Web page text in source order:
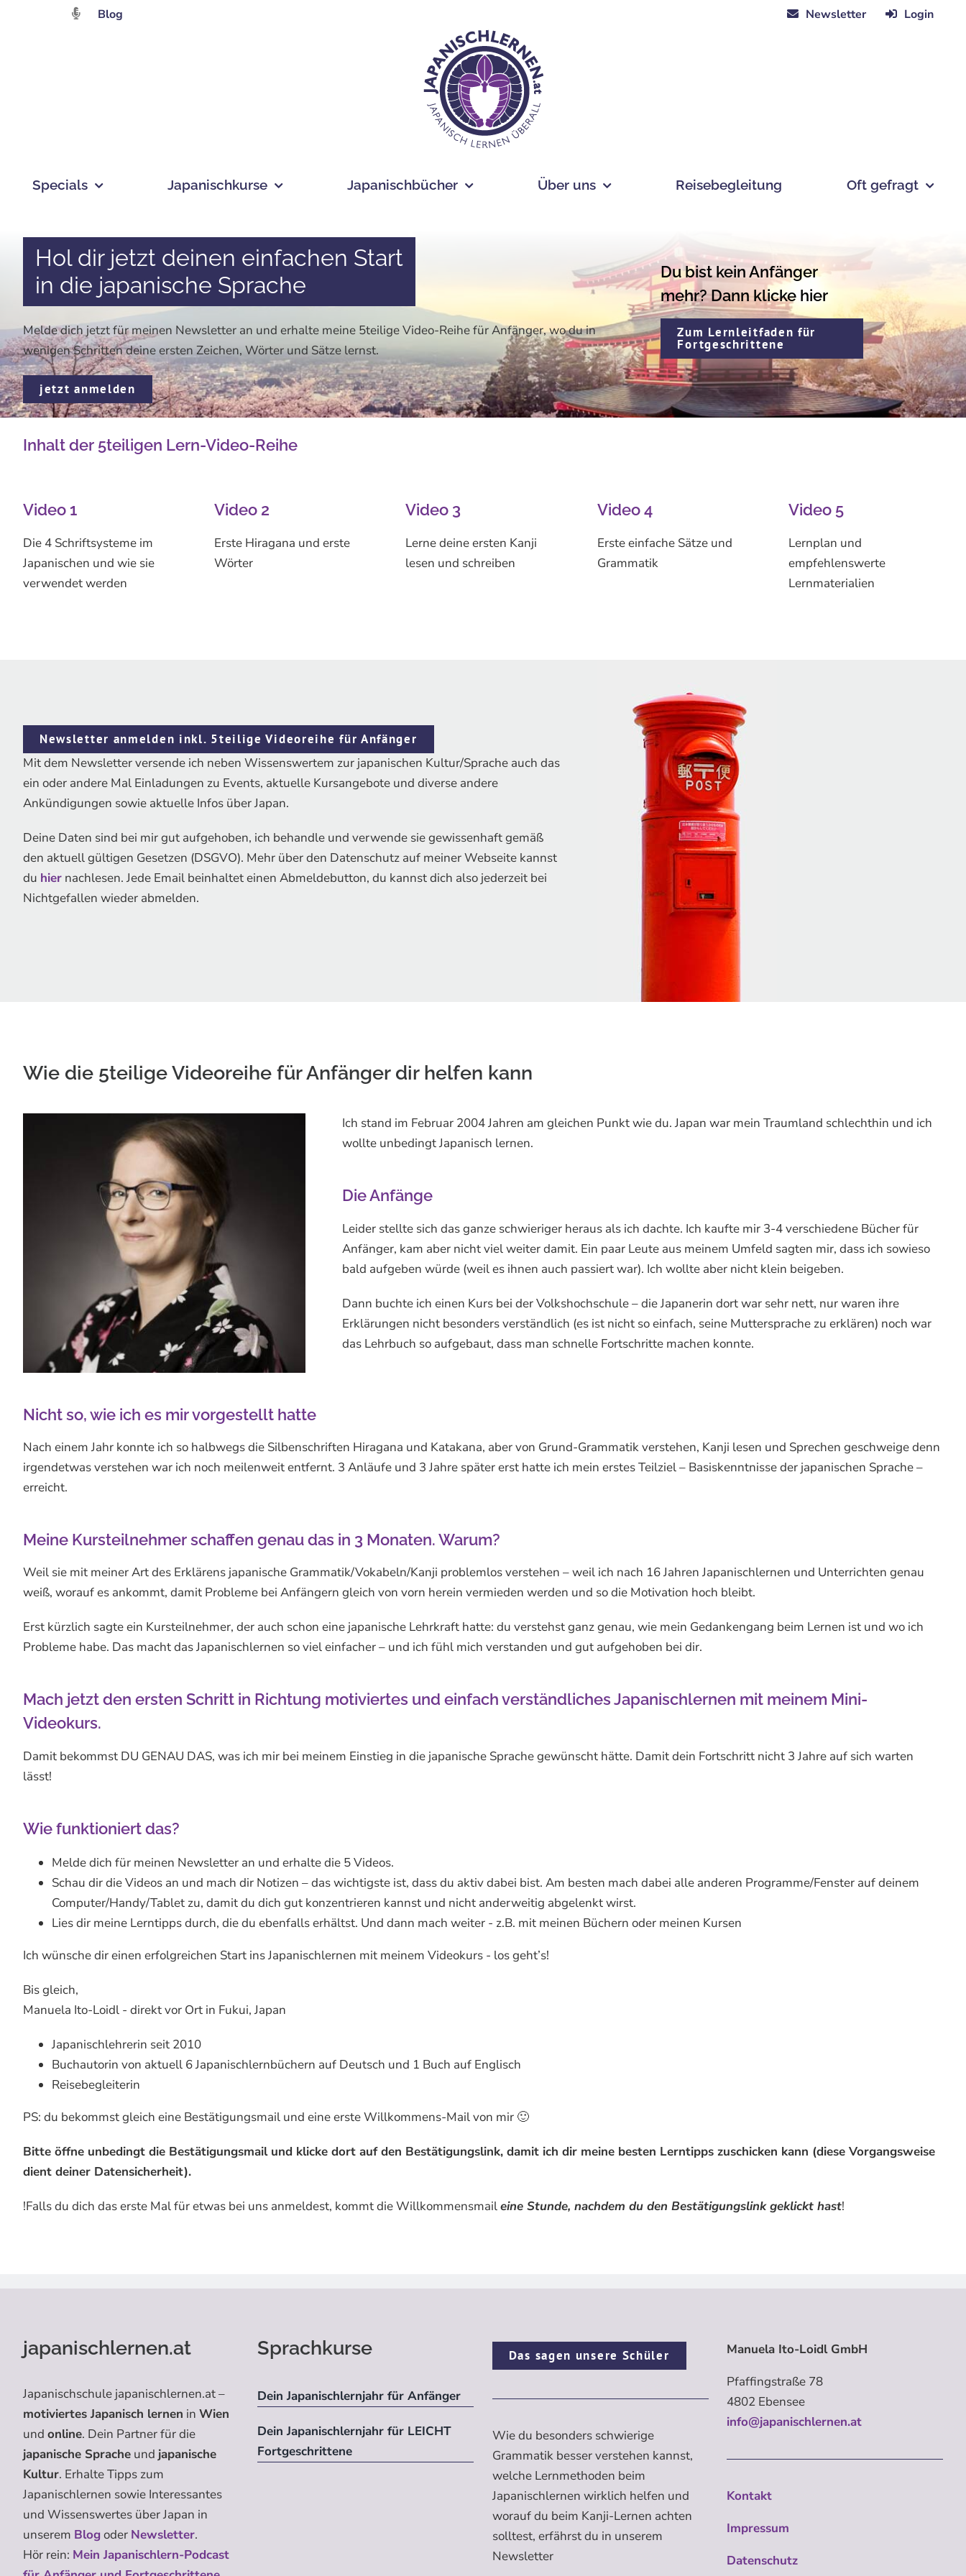
Blog Newsletter Login
Specials Japanischkurse Japanischbücher Über uns Reisebegleitung Oft gefragt
Hol dir jetzt deinen einfachen Start
in die japanische Sprache
Melde dich jetzt für meinen Newsletter an und erhalte meine 5teilige Video-Reihe für Anfänger, wo du in
wenigen Schritten deine ersten Zeichen, Wörter und Sätze lernst.
jetzt anmelden
Du bist kein Anfänger
mehr? Dann klicke hier
Zum Lernleitfaden für
Fortgeschrittene
Inhalt der 5teiligen Lern-Video-Reihe
Video 1
Die 4 Schriftsysteme im
Japanischen und wie sie
verwendet werden
Video 2
Erste Hiragana und erste
Wörter
Video 3
Lerne deine ersten Kanji
lesen und schreiben
Video 4
Erste einfache Sätze und
Grammatik
Video 5
Lernplan und
empfehlenswerte
Lernmaterialien
Newsletter anmelden inkl. 5teilige Videoreihe für Anfänger
Mit dem Newsletter versende ich neben Wissenswertem zur japanischen Kultur/Sprache auch das
ein oder andere Mal Einladungen zu Events, aktuelle Kursangebote und diverse andere
Ankündigungen sowie aktuelle Infos über Japan.
Deine Daten sind bei mir gut aufgehoben, ich behandle und verwende sie gewissenhaft gemäß
den aktuell gültigen Gesetzen (DSGVO). Mehr über den Datenschutz auf meiner Webseite kannst
du hiernachlesen. Jede Email beinhaltet einen Abmeldebutton, du kannst dich also jederzeit bei
Nichtgefallen wieder abmelden.
Wie die 5teilige Videoreihe für Anfänger dir helfen kann
Ich stand im Februar 2004 Jahren am gleichen Punkt wie du. Japan war mein Traumland schlechthin und ich
wollte unbedingt Japanisch lernen.
Die Anfänge
Leider stellte sich das ganze schwieriger heraus als ich dachte. Ich kaufte mir 3-4 verschiedene Bücher für
Anfänger, kam aber nicht viel weiter damit. Ein paar Leute aus meinem Umfeld sagten mir, dass ich sowieso
bald aufgeben würde (weil es ihnen auch passiert war). Ich wollte aber nicht klein beigeben.
Dann buchte ich einen Kurs bei der Volkshochschule – die Japanerin dort war sehr nett, nur waren ihre
Erklärungen nicht besonders verständlich (es ist nicht so einfach, seine Muttersprache zu erklären) noch war
das Lehrbuch so aufgebaut, dass man schnelle Fortschritte machen konnte.
Nicht so, wie ich es mir vorgestellt hatte
Nach einem Jahr konnte ich so halbwegs die Silbenschriften Hiragana und Katakana, aber von Grund-Grammatik verstehen, Kanji lesen und Sprechen geschweige denn
irgendetwas verstehen war ich noch meilenweit entfernt. 3 Anläufe und 3 Jahre später erst hatte ich mein erstes Teilziel – Basiskenntnisse der japanischen Sprache –
erreicht.
Meine Kursteilnehmer schaffen genau das in 3 Monaten. Warum?
Weil sie mit meiner Art des Erklärens japanische Grammatik/Vokabeln/Kanji problemlos verstehen – weil ich nach 16 Jahren Japanischlernen und Unterrichten genau
weiß, worauf es ankommt, damit Probleme bei Anfängern gleich von vorn herein vermieden werden und so die Motivation hoch bleibt.
Erst kürzlich sagte ein Kursteilnehmer, der auch schon eine japanische Lehrkraft hatte: du verstehst ganz genau, wie mein Gedankengang beim Lernen ist und wo ich
Probleme habe. Das macht das Japanischlernen so viel einfacher – und ich fühl mich verstanden und gut aufgehoben bei dir.
Mach jetzt den ersten Schritt in Richtung motiviertes und einfach verständliches Japanischlernen mit meinem Mini-
Videokurs.
Damit bekommst DU GENAU DAS, was ich mir bei meinem Einstieg in die japanische Sprache gewünscht hätte. Damit dein Fortschritt nicht 3 Jahre auf sich warten
lässt!
Wie funktioniert das?
Melde dich für meinen Newsletter an und erhalte die 5 Videos.
Schau dir die Videos an und mach dir Notizen – das wichtigste ist, dass du aktiv dabei bist. Am besten mach dabei alle anderen Programme/Fenster auf deinem
Computer/Handy/Tablet zu, damit du dich gut konzentrieren kannst und nicht anderweitig abgelenkt wirst.
Lies dir meine Lerntipps durch, die du ebenfalls erhältst. Und dann mach weiter - z.B. mit meinen Büchern oder meinen Kursen
Ich wünsche dir einen erfolgreichen Start ins Japanischlernen mit meinem Videokurs - los geht’s!
Bis gleich,
Manuela Ito-Loidl - direkt vor Ort in Fukui, Japan
Japanischlehrerin seit 2010
Buchautorin von aktuell 6 Japanischlernbüchern auf Deutsch und 1 Buch auf Englisch
Reisebegleiterin
PS: du bekommst gleich eine Bestätigungsmail und eine erste Willkommens-Mail von mir 🙂
Bitte öffne unbedingt die Bestätigungsmail und klicke dort auf den Bestätigungslink, damit ich dir meine besten Lerntipps zuschicken kann (diese Vorgangsweise
dient deiner Datensicherheit).
!Falls du dich das erste Mal für etwas bei uns anmeldest, kommt die Willkommensmaileine Stunde, nachdem du den Bestätigungslink geklickt hast!
japanischlernen.at
Japanischschule japanischlernen.at –
motiviertes Japanisch lernen in Wien
und online. Dein Partner für die
japanische Spracheund japanische
Kultur. Erhalte Tipps zum
Japanischlernen sowie Interessantes
und Wissenswertes über Japan in
unserem Blogoder Newsletter.
Hör rein: Mein Japanischlern-Podcast
Sprachkurse
Dein Japanischlernjahr für Anfänger
Dein Japanischlernjahr für LEICHT
Fortgeschrittene
Das sagen unsere Schüler
Wie du besonders schwierige
Grammatik besser verstehen kannst,
welche Lernmethoden beim
Japanischlernen wirklich helfen und
worauf du beim Kanji-Lernen achten
solltest, erfährst du in unserem
Newsletter
Manuela Ito-Loidl GmbH
Pfaffingstraße 78
4802 Ebensee
info@japanischlernen.at
Kontakt
Impressum
Datenschutz